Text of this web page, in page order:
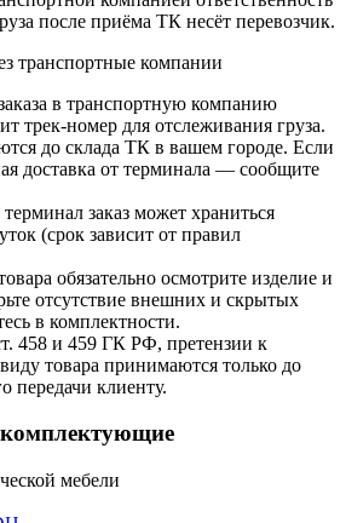
после приёма ТК несёт перевозчик.
транспортные компании
в транспортную компанию
трек-номер для отслеживания груза.
до склада ТК в вашем городе. Если
доставка от терминала — сообщите
заказ может храниться
(срок зависит от правил
обязательно осмотрите изделие и
отсутствие внешних и скрытых
в комплектности.
458 и 459 ГК РФ, претензии к
товара принимаются только до
передачи клиенту.
мебели